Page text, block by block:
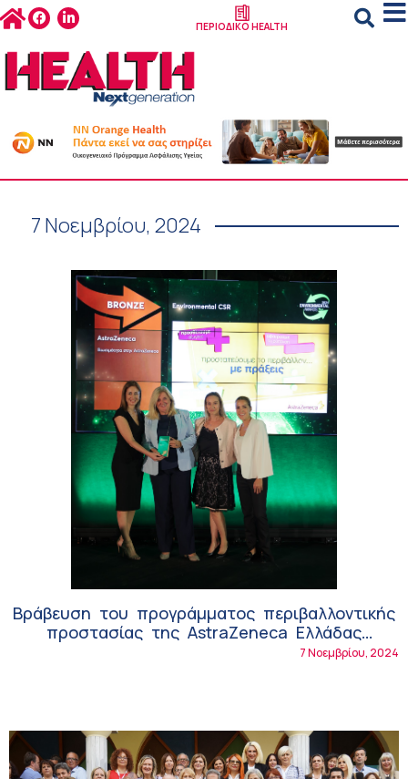
ΠΕΡΙΟΔΙΚΟ HEALTH
7 Νοεμβρίου, 2024
Βράβευση του προγράμματος περιβαλλοντικής
προστασίας της AstraZeneca Ελλάδας
«Προστατεύουμε το περιβάλλον… με πράξεις»
7 Νοεμβρίου, 2024